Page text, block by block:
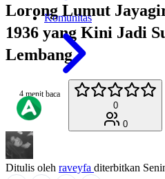
Komunitas
Lorong Lumut
1936 yang Kini Jadi
Lembang
4 menit baca
0
0
Ditulis oleh raveyfa diterbitkan